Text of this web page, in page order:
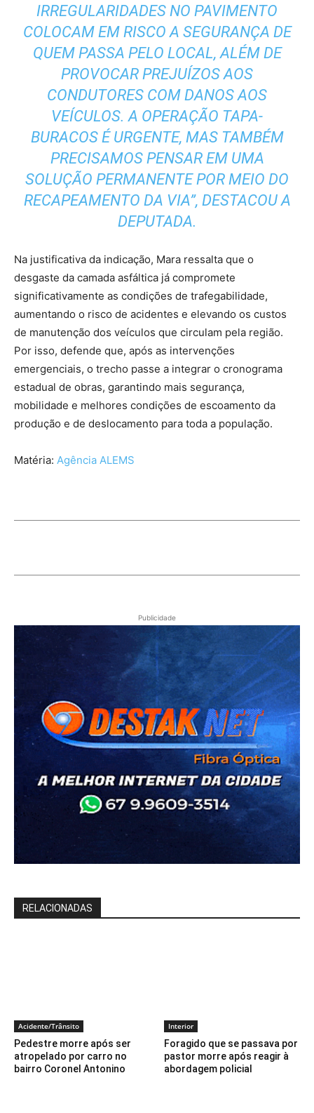
IRREGULARIDADES NO PAVIMENTO
COLOCAM EM RISCO A SEGURANÇA DE
QUEM PASSA PELO LOCAL, ALÉM DE
PROVOCAR PREJUÍZOS AOS
CONDUTORES COM DANOS AOS
VEÍCULOS. A OPERAÇÃO TAPA-
BURACOS É URGENTE, MAS TAMBÉM
PRECISAMOS PENSAR EM UMA
SOLUÇÃO PERMANENTE POR MEIO DO
RECAPEAMENTO DA VIA”, DESTACOU A
DEPUTADA.
Na justificativa da indicação, Mara ressalta que o
desgaste da camada asfáltica já compromete
significativamente as condições de trafegabilidade,
aumentando o risco de acidentes e elevando os custos
de manutenção dos veículos que circulam pela região.
Por isso, defende que, após as intervenções
emergenciais, o trecho passe a integrar o cronograma
estadual de obras, garantindo mais segurança,
mobilidade e melhores condições de escoamento da
produção e de deslocamento para toda a população.
Matéria: Agência ALEMS
Publicidade
RELACIONADAS
Acidente/Trânsito
Pedestre morre após ser
atropelado por carro no
bairro Coronel Antonino
Interior
Foragido que se passava por
pastor morre após reagir à
abordagem policial